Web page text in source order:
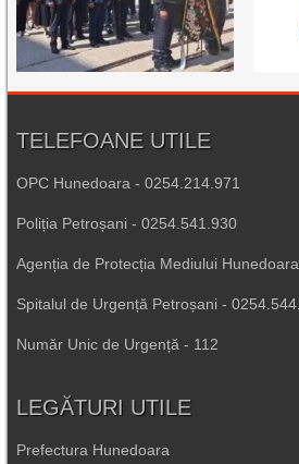
TELEFOANE UTILE
OPC Hunedoara - 0254.214.971
Poliția Petroșani - 0254.541.930
Agenția de Protecția Mediului
Spitalul de Urgență Petroșani -
Număr Unic de Urgență - 112
LEGĂTURI UTILE
Prefectura Hunedoara